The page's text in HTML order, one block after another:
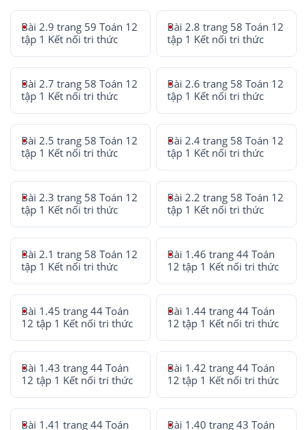
Bài 2.9 trang 59 Toán 12
tập 1 Kết nối tri thức
Bài 2.8 trang 58 Toán 12
tập 1 Kết nối tri thức
Bài 2.7 trang 58 Toán 12
tập 1 Kết nối tri thức
Bài 2.6 trang 58 Toán 12
tập 1 Kết nối tri thức
Bài 2.5 trang 58 Toán 12
tập 1 Kết nối tri thức
Bài 2.4 trang 58 Toán 12
tập 1 Kết nối tri thức
Bài 2.3 trang 58 Toán 12
tập 1 Kết nối tri thức
Bài 2.2 trang 58 Toán 12
tập 1 Kết nối tri thức
Bài 2.1 trang 58 Toán 12
tập 1 Kết nối tri thức
Bài 1.46 trang 44 Toán
12 tập 1 Kết nối tri thức
Bài 1.45 trang 44 Toán
12 tập 1 Kết nối tri thức
Bài 1.44 trang 44 Toán
12 tập 1 Kết nối tri thức
Bài 1.43 trang 44 Toán
12 tập 1 Kết nối tri thức
Bài 1.42 trang 44 Toán
12 tập 1 Kết nối tri thức
Bài 1.41 trang 44 Toán
Bài 1.40 trang 43 Toán